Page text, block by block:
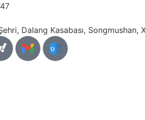
Dalang Kasabası, Songmushan,